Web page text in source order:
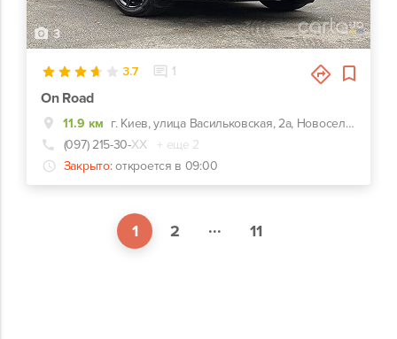
3
3.7 1
On Road
11.9 км
г. Киев, улица Васильковская, 2а, Новоселки (Киево-Святошинский р-н)
(097) 215-30-ХХ
+ еще 2
Закрыто: откроется в 09:00
1 2 ... 11